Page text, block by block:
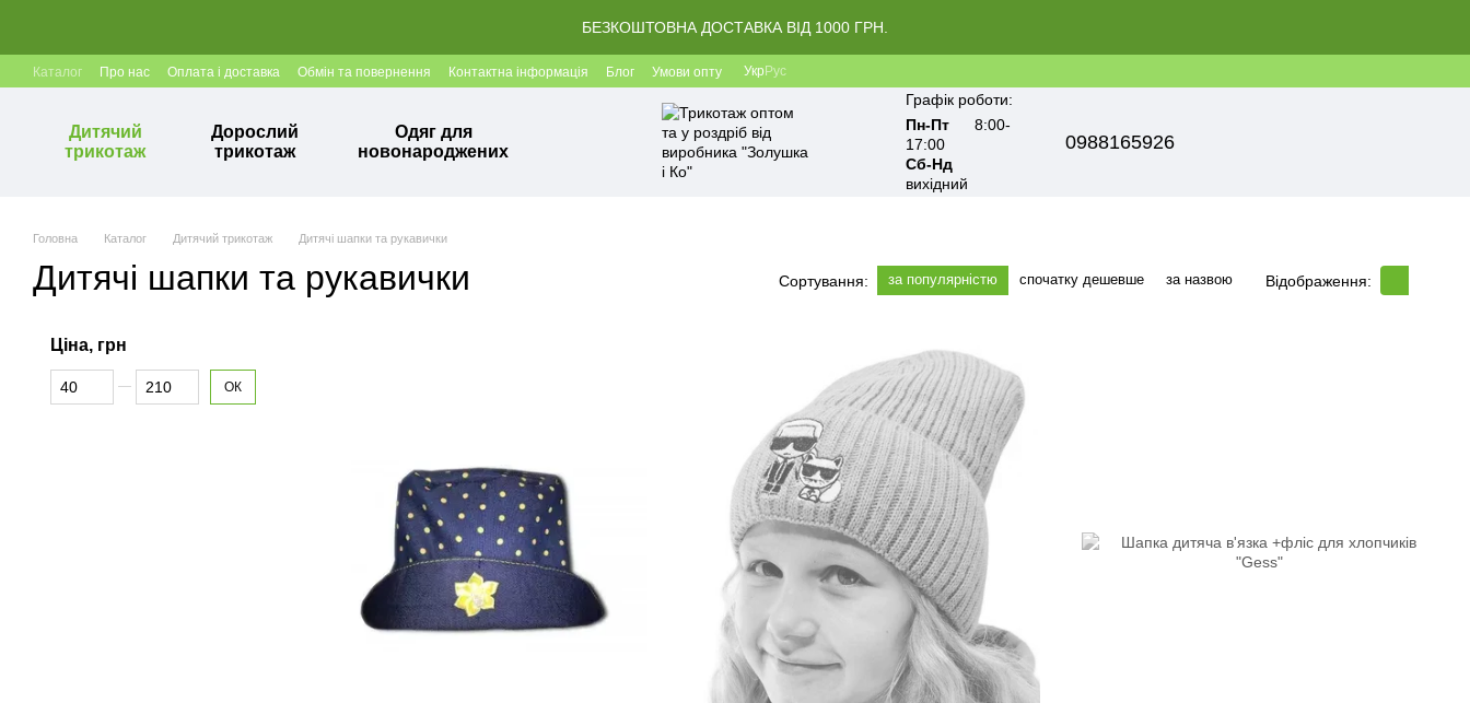
БЕЗКОШТОВНА ДОСТАВКА ВІД 1000 ГРН.
Каталог Про нас Оплата і доставка Обмін та повернення Контактна інформація Блог Умови опту Укр Рус
Дитячий
трикотаж
Дорослий
трикотаж
Одяг для
новонароджених
Графік роботи:
Пн-Пт
8:00-
17:00
Сб-Нд
вихідний
0988165926
Головна Каталог Дитячий трикотаж Дитячі шапки та рукавички
Дитячі шапки та рукавички Сортування: за популярністю спочатку дешевше за назвою Відображення:
Ціна, грн
Від Ціна, грн
До Ціна, грн ОК